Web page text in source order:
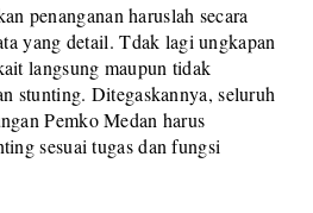
penanganan haruslah secara
yang detail. Tdak lagi ungkapan
langsung maupun tidak
stunting. Ditegaskannya, seluruh
Pemko Medan harus
sesuai tugas dan fungsi